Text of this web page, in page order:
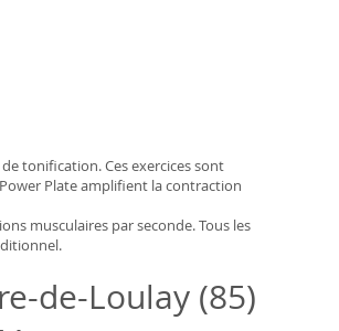
tonification. Ces exercices sont
Plate amplifient la contraction
musculaires par seconde. Tous les
de-Loulay (85)